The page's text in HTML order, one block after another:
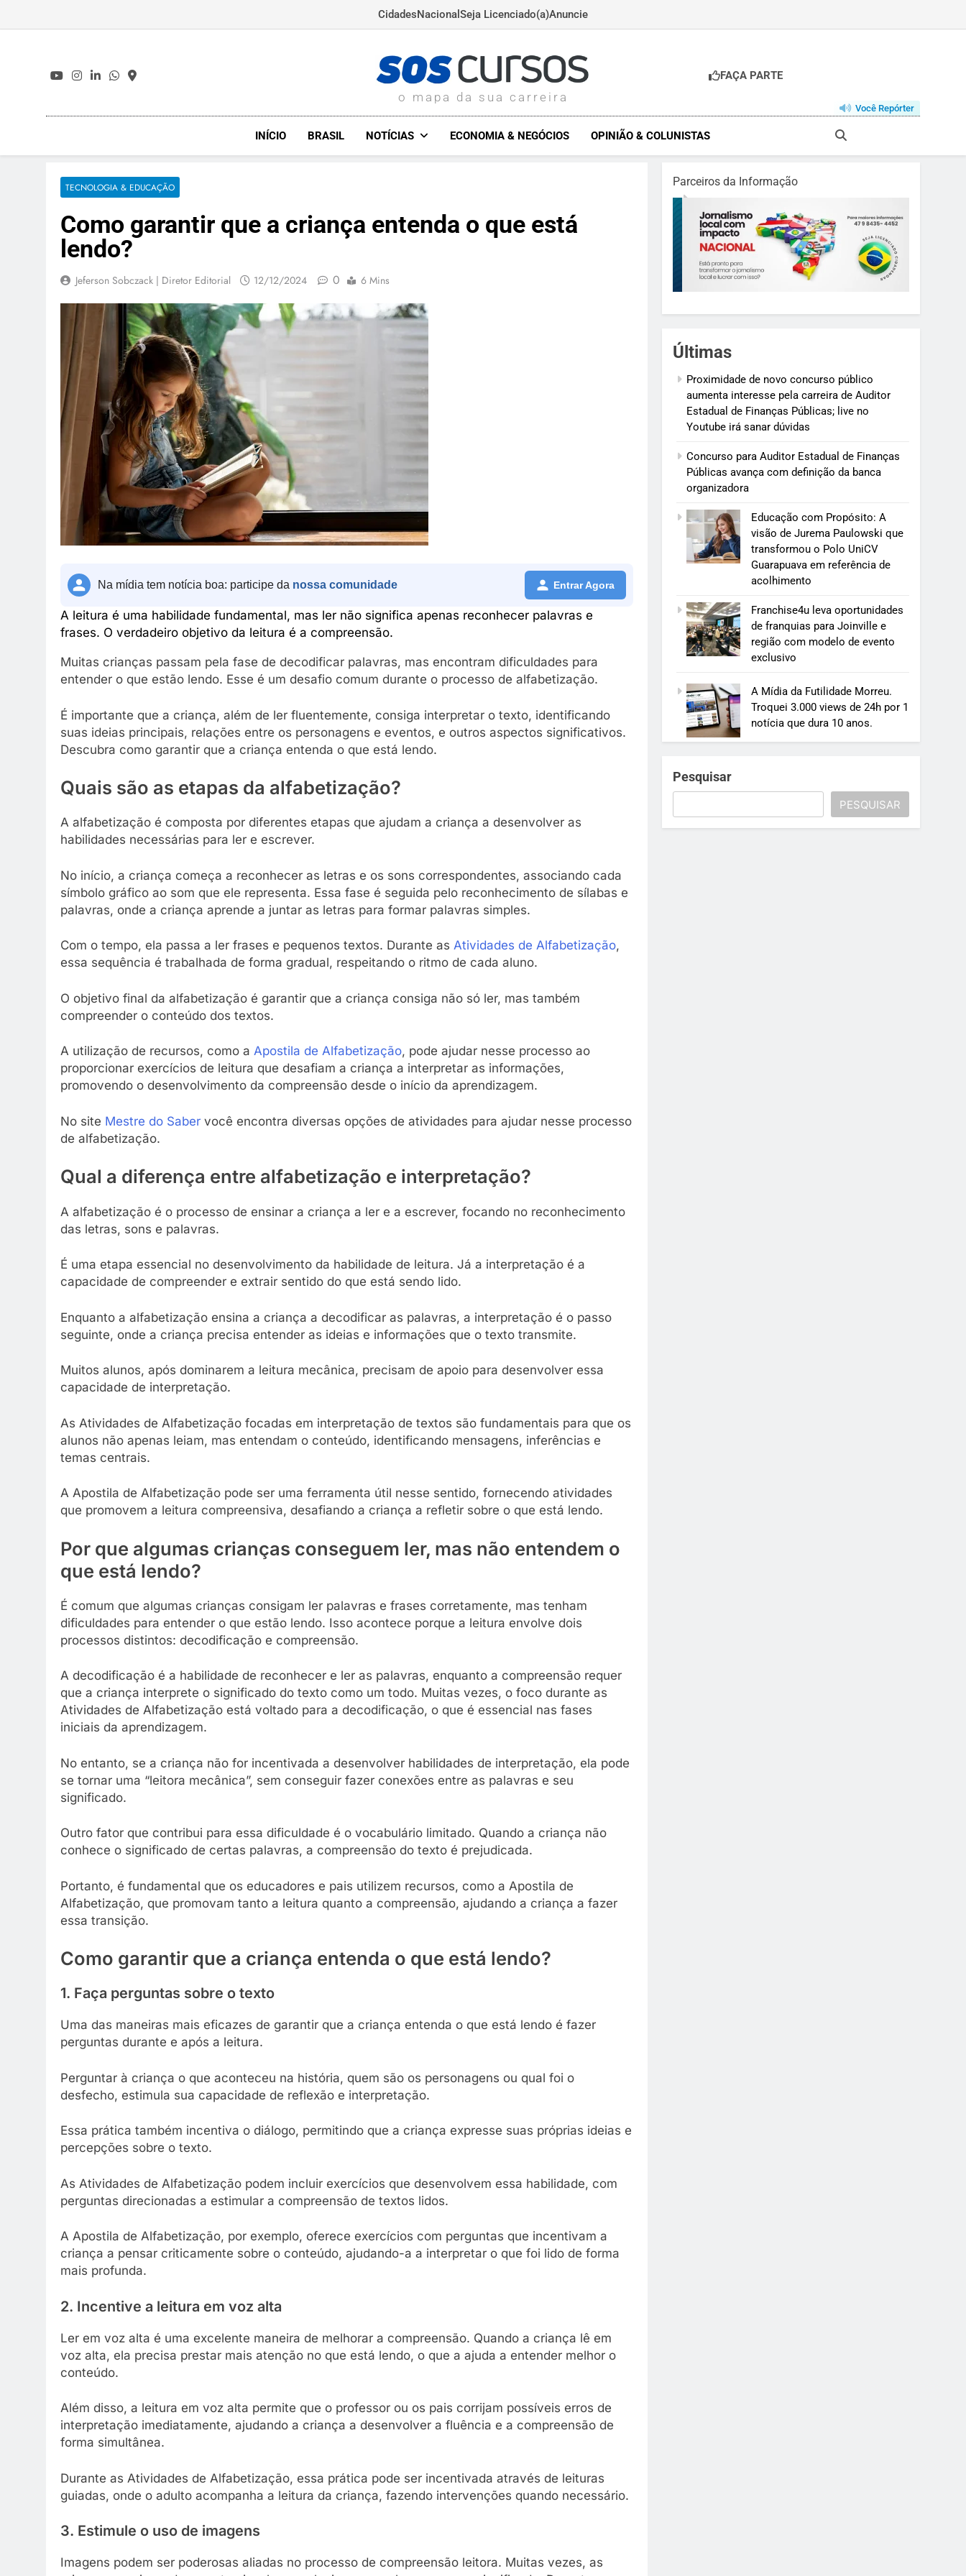
CidadesNacional Seja Licenciado(a)Anuncie
SOSCURSOS.COM.BR
o mapa da sua carreira
FAÇA PARTE
Você Repórter
INÍCIO BRASIL NOTÍCIAS ECONOMIA & NEGÓCIOS OPINIÃO & COLUNISTAS
TECNOLOGIA & EDUCAÇÃO
Como garantir que a criança entenda o que está
lendo?
Jeferson Sobczack | Diretor Editorial 12/12/2024 0 6 Mins
Na mídia tem notícia boa: participe da nossa comunidade Entrar Agora
A leitura é uma habilidade fundamental, mas ler não significa apenas reconhecer palavras e
frases. O verdadeiro objetivo da leitura é a compreensão.
Muitas crianças passam pela fase de decodificar palavras, mas encontram dificuldades para
entender o que estão lendo. Esse é um desafio comum durante o processo de alfabetização.
É importante que a criança, além de ler fluentemente, consiga interpretar o texto, identificando
suas ideias principais, relações entre os personagens e eventos, e outros aspectos significativos.
Descubra como garantir que a criança entenda o que está lendo.
Quais são as etapas da alfabetização?
A alfabetização é composta por diferentes etapas que ajudam a criança a desenvolver as
habilidades necessárias para ler e escrever.
No início, a criança começa a reconhecer as letras e os sons correspondentes, associando cada
símbolo gráfico ao som que ele representa. Essa fase é seguida pelo reconhecimento de sílabas e
palavras, onde a criança aprende a juntar as letras para formar palavras simples.
Com o tempo, ela passa a ler frases e pequenos textos. Durante as Atividades de Alfabetização,
essa sequência é trabalhada de forma gradual, respeitando o ritmo de cada aluno.
O objetivo final da alfabetização é garantir que a criança consiga não só ler, mas também
compreender o conteúdo dos textos.
A utilização de recursos, como a Apostila de Alfabetização, pode ajudar nesse processo ao
proporcionar exercícios de leitura que desafiam a criança a interpretar as informações,
promovendo o desenvolvimento da compreensão desde o início da aprendizagem.
No site Mestre do Saber você encontra diversas opções de atividades para ajudar nesse processo
de alfabetização.
Qual a diferença entre alfabetização e interpretação?
A alfabetização é o processo de ensinar a criança a ler e a escrever, focando no reconhecimento
das letras, sons e palavras.
É uma etapa essencial no desenvolvimento da habilidade de leitura. Já a interpretação é a
capacidade de compreender e extrair sentido do que está sendo lido.
Enquanto a alfabetização ensina a criança a decodificar as palavras, a interpretação é o passo
seguinte, onde a criança precisa entender as ideias e informações que o texto transmite.
Muitos alunos, após dominarem a leitura mecânica, precisam de apoio para desenvolver essa
capacidade de interpretação.
As Atividades de Alfabetização focadas em interpretação de textos são fundamentais para que os
alunos não apenas leiam, mas entendam o conteúdo, identificando mensagens, inferências e
temas centrais.
A Apostila de Alfabetização pode ser uma ferramenta útil nesse sentido, fornecendo atividades
que promovem a leitura compreensiva, desafiando a criança a refletir sobre o que está lendo.
Por que algumas crianças conseguem ler, mas não entendem o
que está lendo?
É comum que algumas crianças consigam ler palavras e frases corretamente, mas tenham
dificuldades para entender o que estão lendo. Isso acontece porque a leitura envolve dois
processos distintos: decodificação e compreensão.
A decodificação é a habilidade de reconhecer e ler as palavras, enquanto a compreensão requer
que a criança interprete o significado do texto como um todo. Muitas vezes, o foco durante as
Atividades de Alfabetização está voltado para a decodificação, o que é essencial nas fases
iniciais da aprendizagem.
No entanto, se a criança não for incentivada a desenvolver habilidades de interpretação, ela pode
se tornar uma “leitora mecânica”, sem conseguir fazer conexões entre as palavras e seu
significado.
Outro fator que contribui para essa dificuldade é o vocabulário limitado. Quando a criança não
conhece o significado de certas palavras, a compreensão do texto é prejudicada.
Portanto, é fundamental que os educadores e pais utilizem recursos, como a Apostila de
Alfabetização, que promovam tanto a leitura quanto a compreensão, ajudando a criança a fazer
essa transição.
Como garantir que a criança entenda o que está lendo?
1. Faça perguntas sobre o texto
Uma das maneiras mais eficazes de garantir que a criança entenda o que está lendo é fazer
perguntas durante e após a leitura.
Perguntar à criança o que aconteceu na história, quem são os personagens ou qual foi o
desfecho, estimula sua capacidade de reflexão e interpretação.
Essa prática também incentiva o diálogo, permitindo que a criança expresse suas próprias ideias e
percepções sobre o texto.
As Atividades de Alfabetização podem incluir exercícios que desenvolvem essa habilidade, com
perguntas direcionadas a estimular a compreensão de textos lidos.
A Apostila de Alfabetização, por exemplo, oferece exercícios com perguntas que incentivam a
criança a pensar criticamente sobre o conteúdo, ajudando-a a interpretar o que foi lido de forma
mais profunda.
2. Incentive a leitura em voz alta
Ler em voz alta é uma excelente maneira de melhorar a compreensão. Quando a criança lê em
voz alta, ela precisa prestar mais atenção no que está lendo, o que a ajuda a entender melhor o
conteúdo.
Além disso, a leitura em voz alta permite que o professor ou os pais corrijam possíveis erros de
interpretação imediatamente, ajudando a criança a desenvolver a fluência e a compreensão de
forma simultânea.
Durante as Atividades de Alfabetização, essa prática pode ser incentivada através de leituras
guiadas, onde o adulto acompanha a leitura da criança, fazendo intervenções quando necessário.
3. Estimule o uso de imagens
Imagens podem ser poderosas aliadas no processo de compreensão leitora. Muitas vezes, as
Parceiros da Informação
Últimas
Proximidade de novo concurso público
aumenta interesse pela carreira de Auditor
Estadual de Finanças Públicas; live no
Youtube irá sanar dúvidas
Concurso para Auditor Estadual de Finanças
Públicas avança com definição da banca
organizadora
Educação com Propósito: A
visão de Jurema Paulowski que
transformou o Polo UniCV
Guarapuava em referência de
acolhimento
Franchise4u leva oportunidades
de franquias para Joinville e
região com modelo de evento
exclusivo
A Mídia da Futilidade Morreu.
Troquei 3.000 views de 24h por 1
notícia que dura 10 anos.
Pesquisar
PESQUISAR